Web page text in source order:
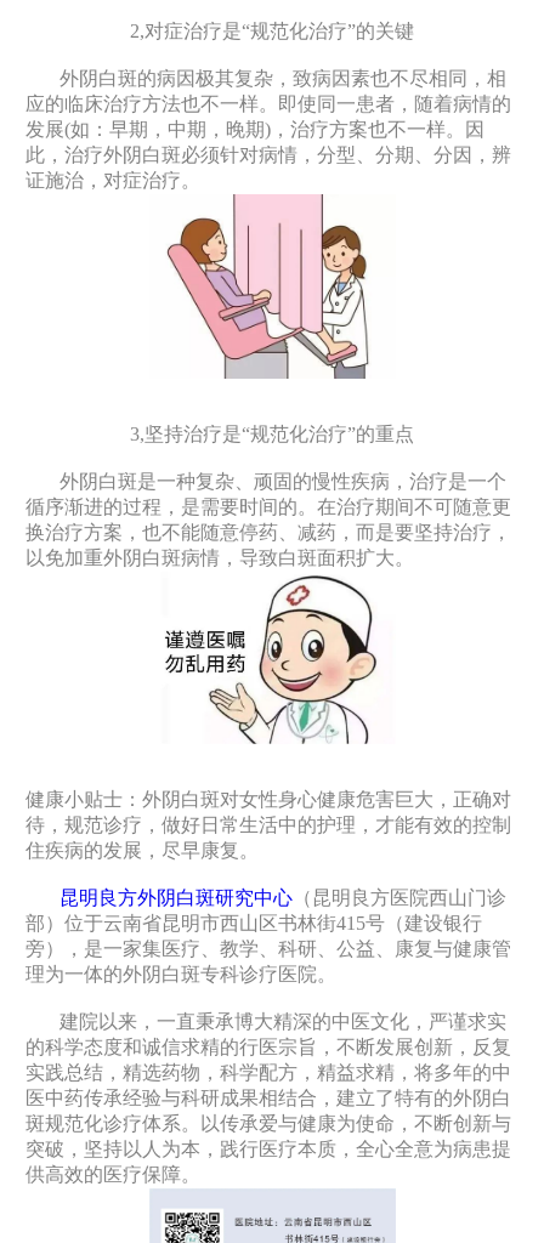
2,对症治疗是“规范化治疗”的关键
外阴白斑的病因极其复杂，致病因素也不尽相同，相
应的临床治疗方法也不一样。即使同一患者，随着病情的
发展(如：早期，中期，晚期)，治疗方案也不一样。因
此，治疗外阴白斑必须针对病情，分型、分期、分因，辨
证施治，对症治疗。
3,坚持治疗是“规范化治疗”的重点
外阴白斑是一种复杂、顽固的慢性疾病，治疗是一个
循序渐进的过程，是需要时间的。在治疗期间不可随意更
换治疗方案，也不能随意停药、减药，而是要坚持治疗，
以免加重外阴白斑病情，导致白斑面积扩大。
健康小贴士：外阴白斑对女性身心健康危害巨大，正确对
待，规范诊疗，做好日常生活中的护理，才能有效的控制
住疾病的发展，尽早康复。
昆明良方外阴白斑研究中心 （昆明良方医院西山门诊
部）位于云南省昆明市西山区书林街415号（建设银行
旁），是一家集医疗、教学、科研、公益、康复与健康管
理为一体的外阴白斑专科诊疗医院。
建院以来，一直秉承博大精深的中医文化，严谨求实
的科学态度和诚信求精的行医宗旨，不断发展创新，反复
实践总结，精选药物，科学配方，精益求精，将多年的中
医中药传承经验与科研成果相结合，建立了特有的外阴白
斑规范化诊疗体系。以传承爱与健康为使命，不断创新与
突破，坚持以人为本，践行医疗本质，全心全意为病患提
供高效的医疗保障。